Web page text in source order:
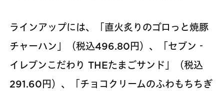
ラインアップには、「直火炙りのゴロっと焼豚
チャーハン」（税込496.80円）、「セブン‐
イレブンこだわり THEたまごサンド」（税込
291.60円）、「チョコクリームのふわもちちぎ